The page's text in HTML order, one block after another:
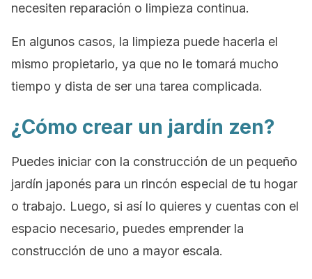
necesiten reparación o limpieza continua.
En algunos casos, la limpieza puede hacerla el
mismo propietario, ya que no le tomará mucho
tiempo y dista de ser una tarea complicada.
¿Cómo crear un jardín zen?
Puedes iniciar con la construcción de un pequeño
jardín japonés para un rincón especial de tu hogar
o trabajo. Luego, si así lo quieres y cuentas con el
espacio necesario, puedes emprender la
construcción de uno a mayor escala.